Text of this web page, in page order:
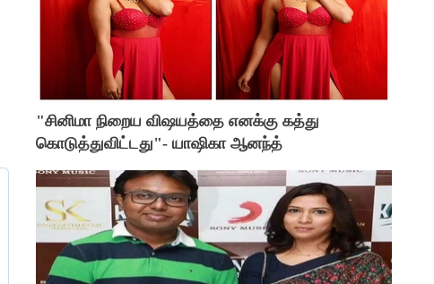
"சினிமா நிறைய விஷயத்தை எனக்கு கத்து
கொடுத்துவிட்டது"- யாஷிகா ஆனந்த்